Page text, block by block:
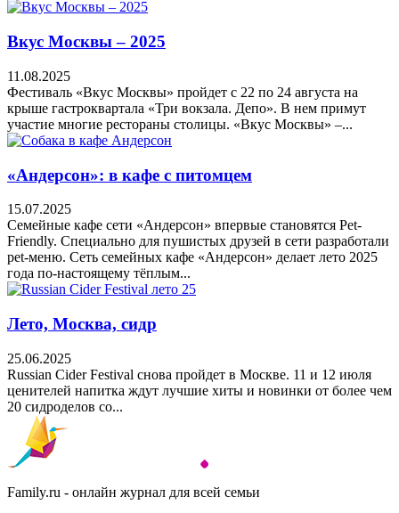
Вкус Москвы – 2025
11.08.2025
Фестиваль «Вкус Москвы» пройдет с 22 по 24 августа на
крыше гастроквартала «Три вокзала. Депо». В нем примут
участие многие рестораны столицы. «Вкус Москвы» –...
«Андерсон»: в кафе с питомцем
15.07.2025
Семейные кафе сети «Андерсон» впервые становятся Pet-
Friendly. Специально для пушистых друзей в сети разработали
pet-меню. Сеть семейных кафе «Андерсон» делает лето 2025
года по-настоящему тёплым...
Лето, Москва, сидр
25.06.2025
Russian Cider Festival снова пройдет в Москве. 11 и 12 июля
ценителей напитка ждут лучшие хиты и новинки от более чем
20 сидроделов со...
Family.ru - онлайн журнал для всей семьи